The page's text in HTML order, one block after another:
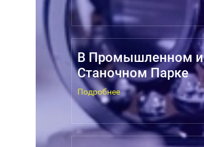
В Промышленном и
Станочном Парке
Подробнее